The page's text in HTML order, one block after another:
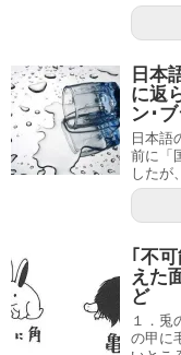
日本
に返
ン･
日本語
前に「
したが
｢不
えた
ど
１．兎
の甲に